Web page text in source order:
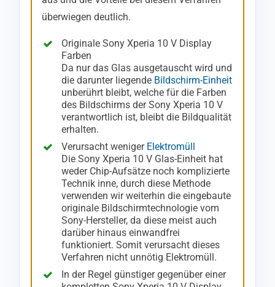
überwiegen deutlich.
Originale Sony Xperia 10 V Display
Farben
Da nur das Glas ausgetauscht wird und
die darunter liegende Bildschirm-Einheit
unberührt bleibt, welche für die Farben
des Bildschirms der Sony Xperia 10 V
verantwortlich ist, bleibt die Bildqualität
erhalten.
Verursacht weniger Elektromüll
Die Sony Xperia 10 V Glas-Einheit hat
weder Chip-Aufsätze noch komplizierte
Technik inne, durch diese Methode
verwenden wir weiterhin die eingebaute
originale Bildschirmtechnologie vom
Sony-Hersteller, da diese meist auch
darüber hinaus einwandfrei
funktioniert. Somit verursacht dieses
Verfahren nicht unnötig Elektromüll.
In der Regel günstiger gegenüber einer